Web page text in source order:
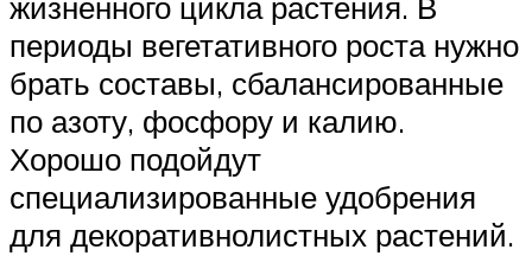
периоды вегетативного роста нужно
брать составы, сбалансированные
по азоту, фосфору и калию.
Хорошо подойдут
специализированные удобрения
для декоративнолистных растений.